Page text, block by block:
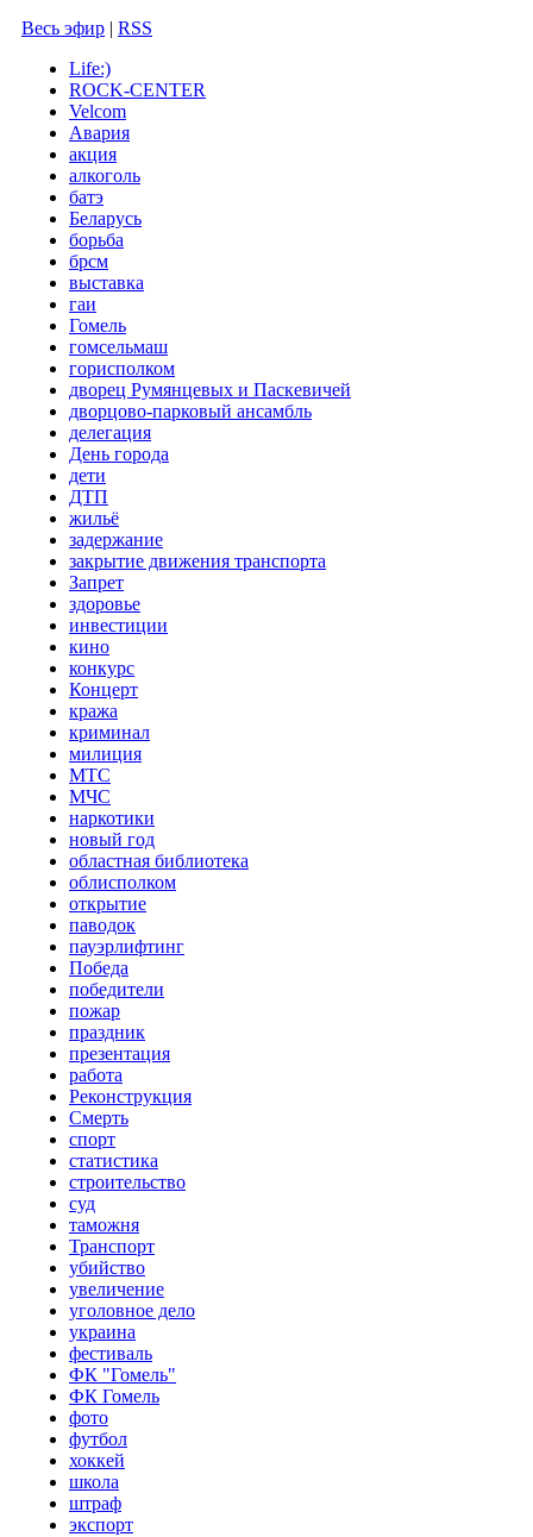
Весь эфир | RSS
Life:)
ROCK-CENTER
Velcom
Авария
акция
алкоголь
батэ
Беларусь
борьба
брсм
выставка
гаи
Гомель
гомсельмаш
горисполком
дворец Румянцевых и Паскевичей
дворцово-парковый ансамбль
делегация
День города
дети
ДТП
жильё
задержание
закрытие движения транспорта
Запрет
здоровье
инвестиции
кино
конкурс
Концерт
кража
криминал
милиция
МТС
МЧС
наркотики
новый год
областная библиотека
облисполком
открытие
паводок
пауэрлифтинг
Победа
победители
пожар
праздник
презентация
работа
Реконструкция
Смерть
спорт
статистика
строительство
суд
таможня
Транспорт
убийство
увеличение
уголовное дело
украина
фестиваль
ФК "Гомель"
ФК Гомель
фото
футбол
хоккей
школа
штраф
экспорт